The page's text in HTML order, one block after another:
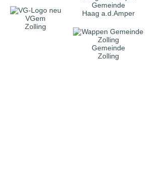
VGem
Zolling
Gemeinde
Haag a.d.Amper
Gemeinde
Zolling